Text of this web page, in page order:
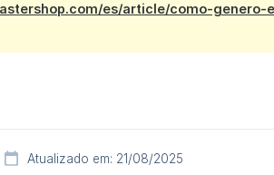
es/article/como-
Atualizado em: 21/08/2025